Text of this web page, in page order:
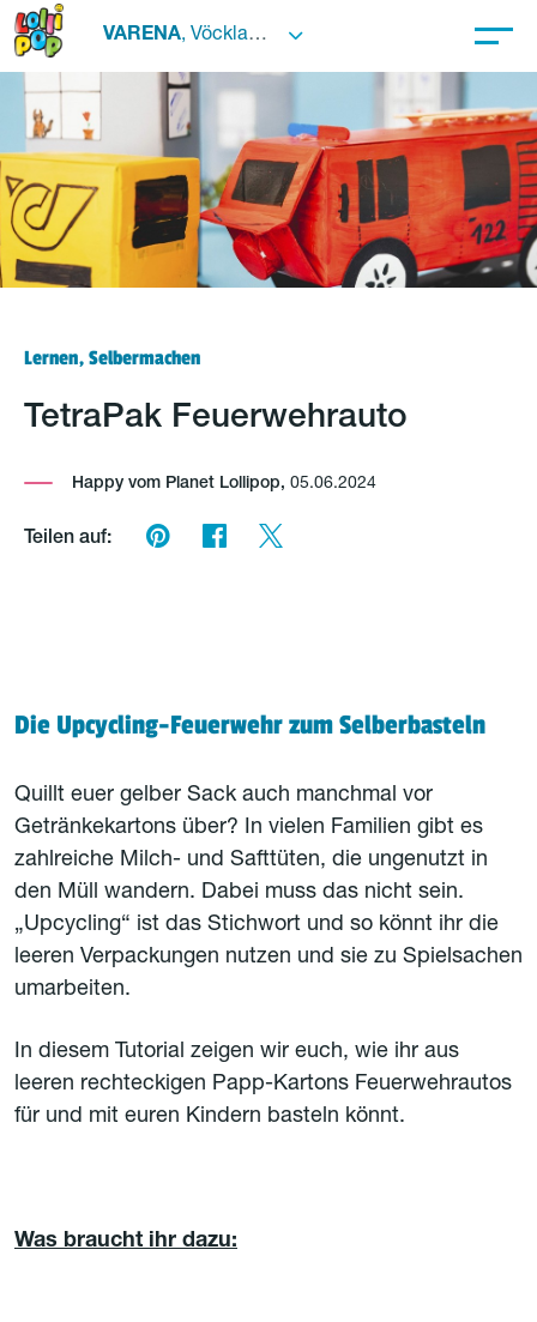
VARENA, Vöcklabruck
Lernen, Selbermachen
TetraPak Feuerwehrauto
Happy vom Planet Lollipop, 05.06.2024
Teilen auf:
Die Upcycling-Feuerwehr zum Selberbasteln
Quillt euer gelber Sack auch manchmal vor
Getränkekartons über? In vielen Familien gibt es
zahlreiche Milch- und Safttüten, die ungenutzt in
den Müll wandern. Dabei muss das nicht sein.
„Upcycling“ ist das Stichwort und so könnt ihr die
leeren Verpackungen nutzen und sie zu Spielsachen
umarbeiten.
In diesem Tutorial zeigen wir euch, wie ihr aus
leeren rechteckigen Papp-Kartons Feuerwehrautos
für und mit euren Kindern basteln könnt.
Was braucht ihr dazu: